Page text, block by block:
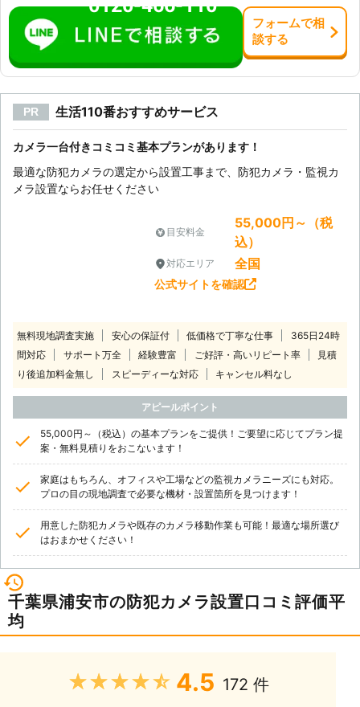
0120-466-110
フォームで相
談する
PR 生活110番おすすめサービス
カメラ一台付きコミコミ基本プランがあります！
最適な防犯カメラの選定から設置工事まで、防犯カメラ・監視カ
メラ設置ならお任せください
目安料金
55,000円～（税
込）
対応エリア 全国
公式サイトを確認
無料現地調査実施 安心の保証付 低価格で丁寧な仕事
365日24時
間対応
サポート万全 経験豊富 ご好評・高いリピート率
見積
り後追加料金無し
スピーディーな対応 キャンセル料なし
アピールポイント
55,000円～（税込）の基本プランをご提供！ご要望に応じてプラン提
案・無料見積りをおこないます！
家庭はもちろん、オフィスや工場などの監視カメラニーズにも対応。
プロの目の現地調査で必要な機材・設置箇所を見つけます！
用意した防犯カメラや既存のカメラ移動作業も可能！最適な場所選び
はおまかせください！
千葉県浦安市の防犯カメラ設置口コミ評価平
均
★★★★★ 4.5 172 件